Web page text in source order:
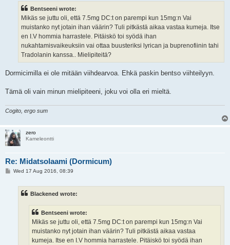
Bentseeni wrote:
Mikäs se juttu oli, että 7.5mg DC:t on parempi kun 15mg:n Vai
muistanko nyt jotain ihan väärin? Tuli pitkästä aikaa vastaa kumeja. Itse
en I.V hommia harrastele. Pitäiskö toi syödä ihan
nukahtamisvaikeuksiin vai ottaa buusteriksi lyrican ja buprenofiinin tahi
Tradolanin kanssa.. Mielipiteitä?
Dormicimilla ei ole mitään viihdearvoa. Ehkä paskin bentso viihteilyyn.
Tämä oli vain minun mielipiteeni, joku voi olla eri mieltä.
Cogito, ergo sum
zero
Kameleontti
Re: Midatsolaami (Dormicum)
PWed 17 Aug 2016, 08:39
Blackened wrote:
Bentseeni wrote:
Mikäs se juttu oli, että 7.5mg DC:t on parempi kun 15mg:n Vai
muistanko nyt jotain ihan väärin? Tuli pitkästä aikaa vastaa
kumeja. Itse en I.V hommia harrastele. Pitäiskö toi syödä ihan